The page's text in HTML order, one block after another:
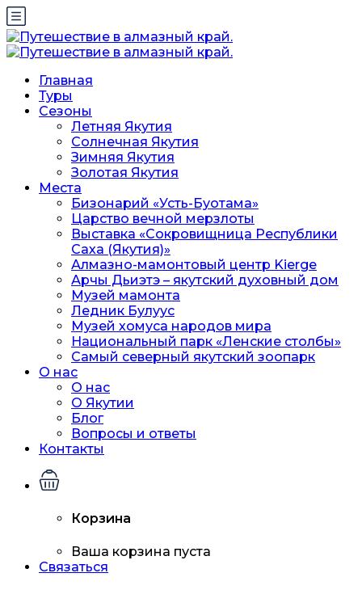
Главная
Туры
Сезоны
Летняя Якутия
Солнечная Якутия
Зимняя Якутия
Золотая Якутия
Места
Бизонарий «Усть-Буотама»
Царство вечной мерзлоты
Выставка «Сокровищница Республики
Саха (Якутия)»
Алмазно-мамонтовый центр Kierge
Арчы Дьиэтэ – якутский духовный дом
Музей мамонта
Ледник Булуус
Музей хомуса народов мира
Национальный парк «Ленские столбы»
Самый северный якутский зоопарк
О нас
О нас
О Якутии
Блог
Вопросы и ответы
Контакты
Корзина
Ваша корзина пуста
Связаться